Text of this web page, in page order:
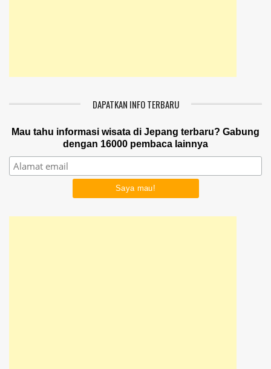
DAPATKAN INFO TERBARU
Mau tahu informasi wisata di Jepang terbaru? Gabung
dengan 16000 pembaca lainnya